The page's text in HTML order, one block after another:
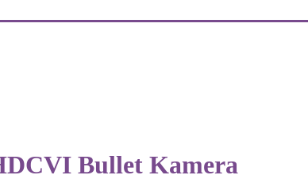
Bullet Kamera